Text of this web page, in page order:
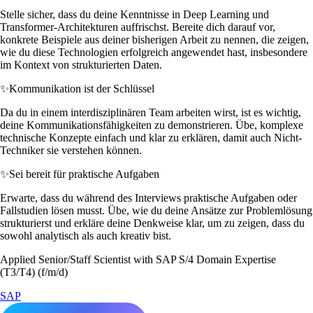
Stelle sicher, dass du deine Kenntnisse in Deep Learning und
Transformer-Architekturen auffrischst. Bereite dich darauf vor,
konkrete Beispiele aus deiner bisherigen Arbeit zu nennen, die zeigen,
wie du diese Technologien erfolgreich angewendet hast, insbesondere
im Kontext von strukturierten Daten.
✨Kommunikation ist der Schlüssel
Da du in einem interdisziplinären Team arbeiten wirst, ist es wichtig,
deine Kommunikationsfähigkeiten zu demonstrieren. Übe, komplexe
technische Konzepte einfach und klar zu erklären, damit auch Nicht-
Techniker sie verstehen können.
✨Sei bereit für praktische Aufgaben
Erwarte, dass du während des Interviews praktische Aufgaben oder
Fallstudien lösen musst. Übe, wie du deine Ansätze zur Problemlösung
strukturierst und erkläre deine Denkweise klar, um zu zeigen, dass du
sowohl analytisch als auch kreativ bist.
Applied Senior/Staff Scientist with SAP S/4 Domain Expertise
(T3/T4) (f/m/d)
SAP